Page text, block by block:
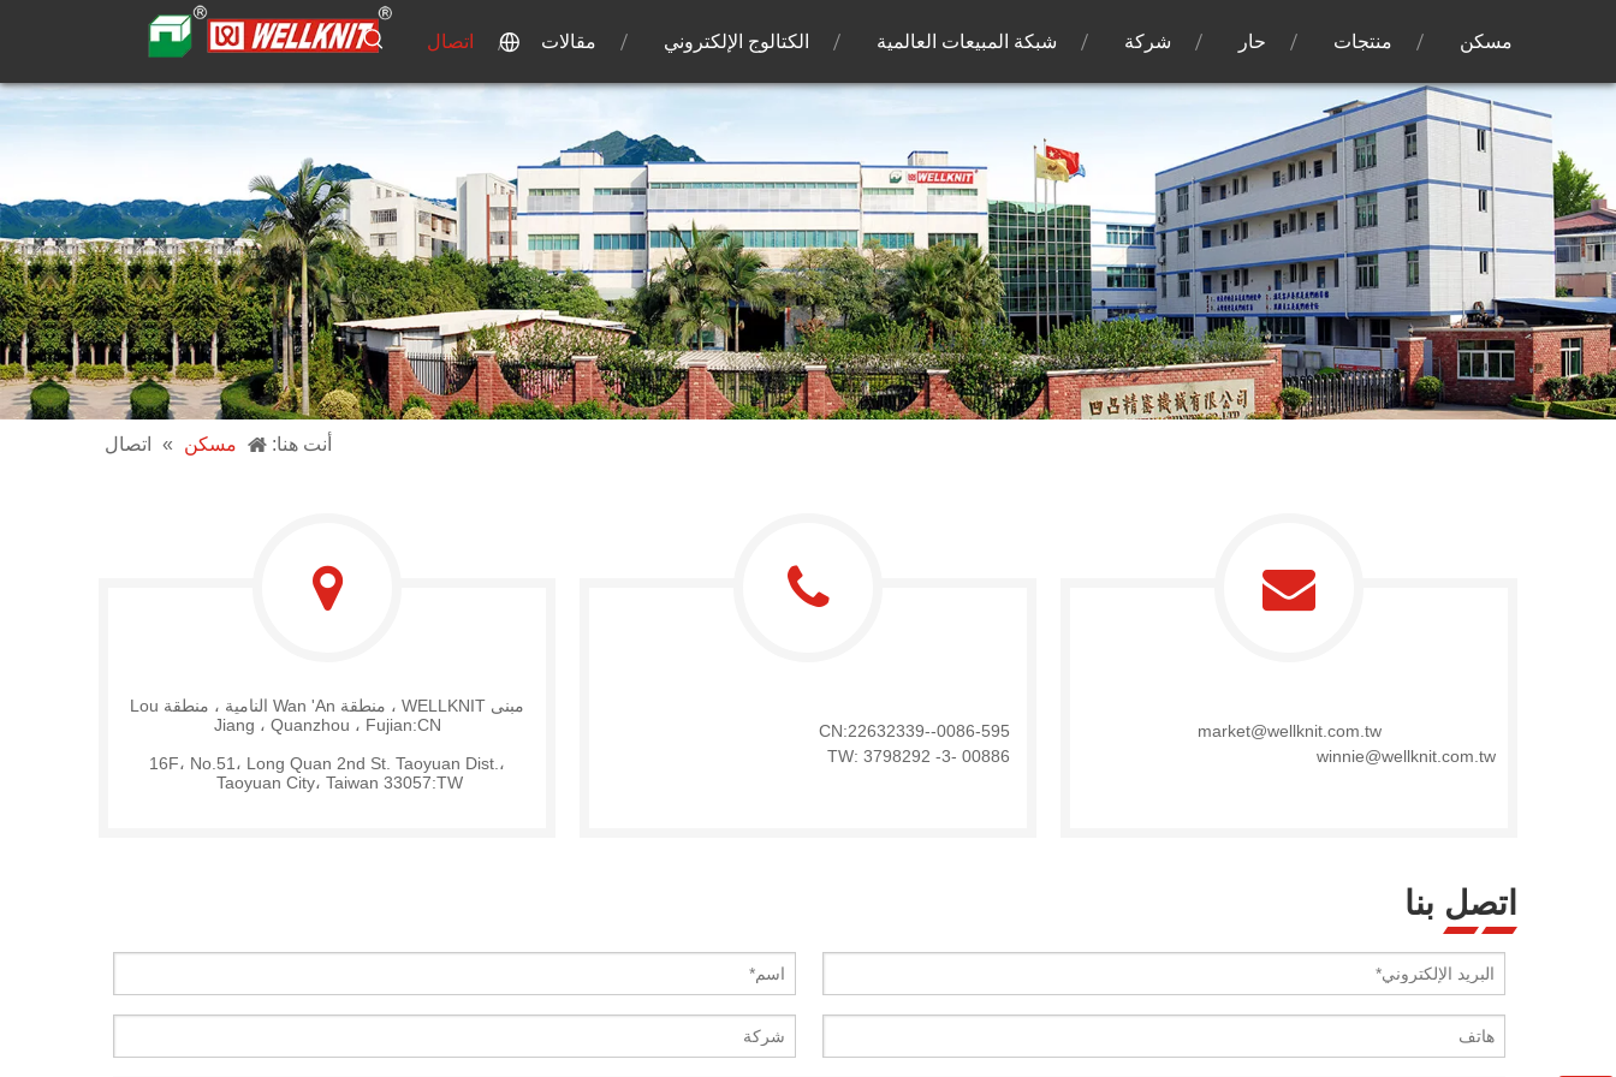
مسكن منتجات حار شركة شبكة المبيعات العالمية الكتالوج الإلكتروني مقالات اتصال
أنت هنا: مسكن » اتصال
مبنى WELLKNIT ، منطقة Wan 'An النامية ، منطقة Lou
Jiang ، Quanzhou ، Fujian:CN
16F، No.51، Long Quan 2nd St. Taoyuan Dist.،
Taoyuan City، Taiwan 33057:TW
market@wellknit.com.tw
winnie@wellknit.com.tw
اتصل بنا